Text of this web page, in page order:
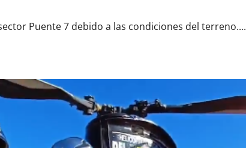
Puente 7 debido a las condiciones del terreno....